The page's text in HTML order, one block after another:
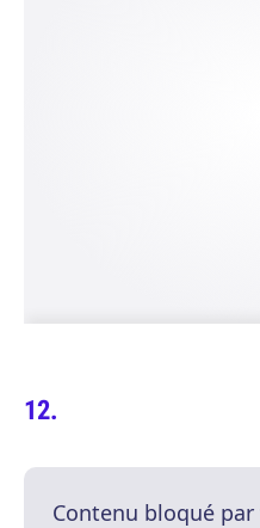
Contenu bloqué